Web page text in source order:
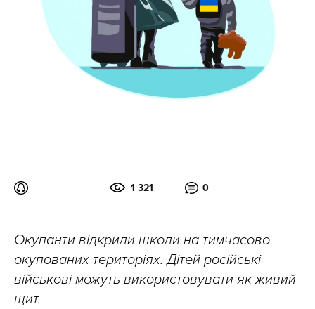
1 321 0
Окупанти відкрили школи на тимчасово
окупованих територіях. Дітей російські
військові можуть використовувати як живий
щит.